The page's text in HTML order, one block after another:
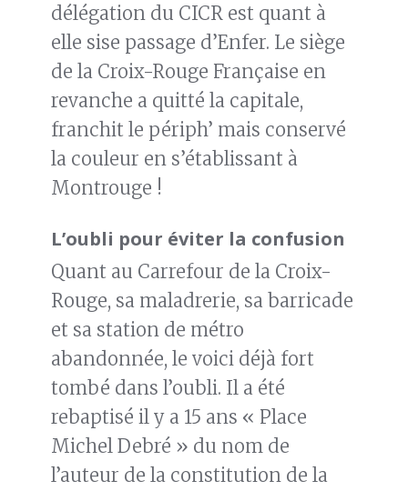
délégation du CICR est quant à
elle sise passage d’Enfer. Le siège
de la Croix-Rouge Française en
revanche a quitté la capitale,
franchit le périph’ mais conservé
la couleur en s’établissant à
Montrouge !
L’oubli pour éviter la confusion
Quant au Carrefour de la Croix-
Rouge, sa maladrerie, sa barricade
et sa station de métro
abandonnée, le voici déjà fort
tombé dans l’oubli. Il a été
rebaptisé il y a 15 ans « Place
Michel Debré » du nom de
l’auteur de la constitution de la